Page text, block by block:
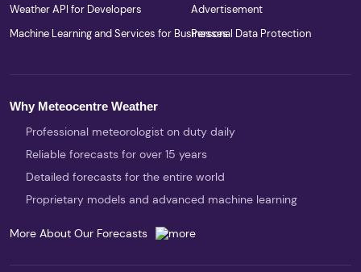
Weather API for Developers
Machine Learning and Services for Businesses
Advertisement
Personal Data Protection
Why Meteocentre Weather
Professional meteorologist on duty daily
Reliable forecasts for over 15 years
Detailed forecasts for the entire world
Proprietary models and advanced machine learning
More About Our Forecasts